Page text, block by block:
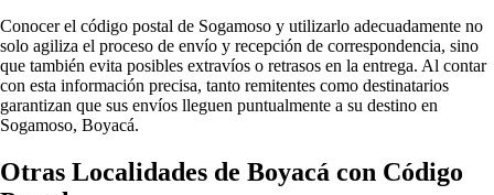
Conocer el código postal de Sogamoso y utilizarlo adecuadamente no
solo agiliza el proceso de envío y recepción de correspondencia, sino
que también evita posibles extravíos o retrasos en la entrega. Al contar
con esta información precisa, tanto remitentes como destinatarios
garantizan que sus envíos lleguen puntualmente a su destino en
Sogamoso, Boyacá.
Otras Localidades de Boyacá con Código